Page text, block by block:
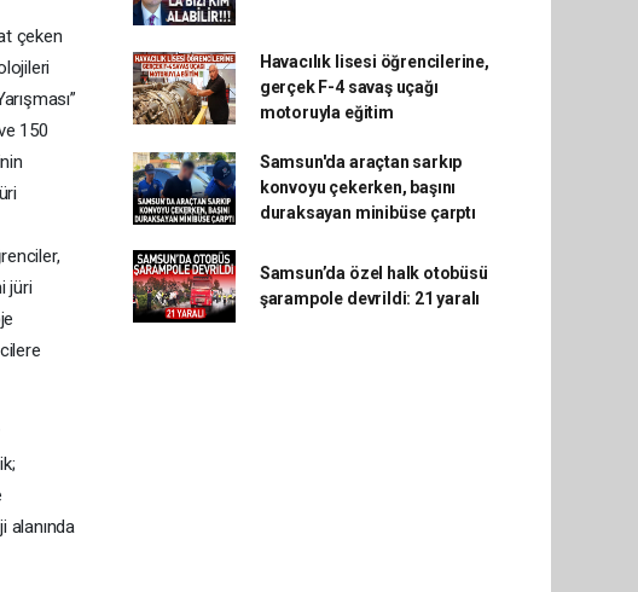
çeken
150
jüri
alanında
Havacılık lisesi öğrencilerine,
gerçek F-4 savaş uçağı
motoruyla eğitim
Samsun'da araçtan sarkıp
konvoyu çekerken, başını
duraksayan minibüse çarptı
Samsun’da özel halk otobüsü
şarampole devrildi: 21 yaralı